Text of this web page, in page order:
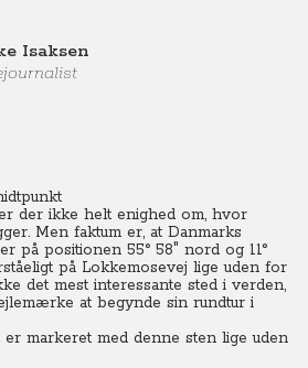
Isaksen
der ikke helt enighed om, hvor
Men faktum er, at Danmarks
på positionen 55° 58" nord og 11°
på Lokkemosevej lige uden for
det mest interessante sted i verden,
at begynde sin rundtur i